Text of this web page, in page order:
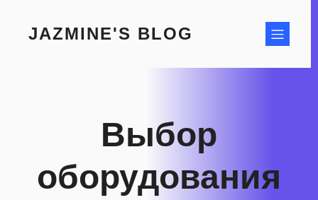
contentJAZMINE'S BLOG
Выбор
оборудования